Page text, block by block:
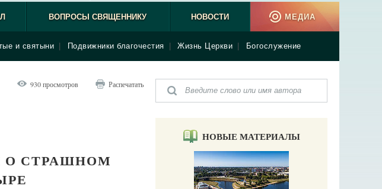
и святыни Подвижники благочестия Жизнь Церкви Богослужение
ВОПРОСЫ СВЯЩЕННИКУ НОВОСТИ МЕДИА
930 просмотров Распечатать
О СТРАШНОМ
НОВЫЕ МАТЕРИАЛЫ